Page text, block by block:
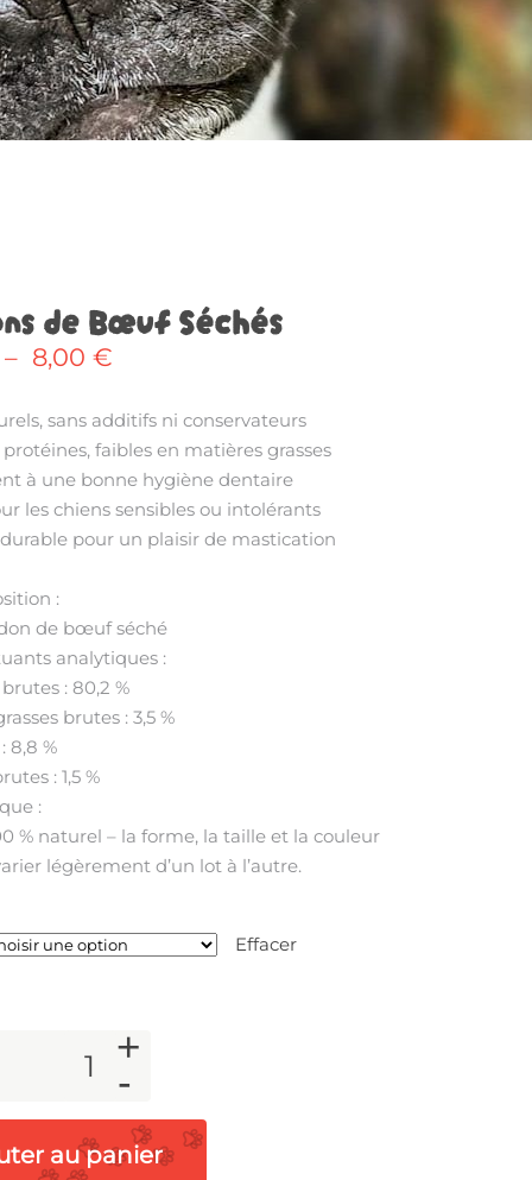
de Bœuf Séchés
8,00 €Plage
prix :
3,68 €
à
8,00 €
sans additifs ni conservateurs
faibles en matières grasses
à une bonne hygiène dentaire
les chiens sensibles ou intolérants
pour un plaisir de mastication
:
de bœuf séché
analytiques :
: 80,2 %
brutes : 3,5 %
8,8 %
: 1,5 %
:
% naturel – la forme, la taille et la couleur
légèrement d’un lot à l’autre.
Effacer
-
+
au panier